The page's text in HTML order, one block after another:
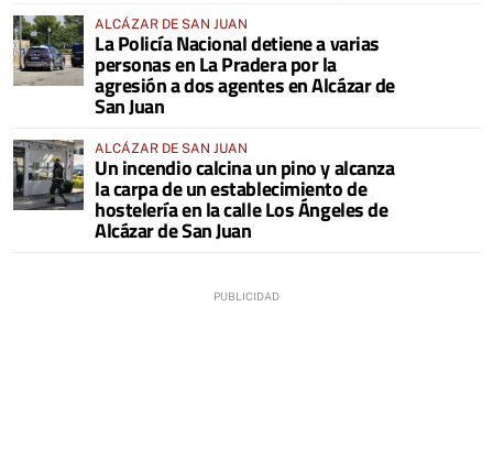
ALCÁZAR DE SAN JUAN
La Policía Nacional detiene a varias
personas en La Pradera por la
agresión a dos agentes en Alcázar de
San Juan
ALCÁZAR DE SAN JUAN
Un incendio calcina un pino y alcanza
la carpa de un establecimiento de
hostelería en la calle Los Ángeles de
Alcázar de San Juan